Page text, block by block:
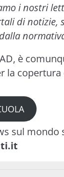
i nostri
di
è
la
sul mondo